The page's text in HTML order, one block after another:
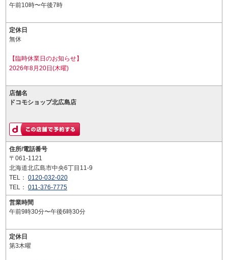
午前10時〜午後7時
定休日
無休
【臨時休業日のお知らせ】
2026年8月20日(木曜)
店舗名
ドコモショップ北広島店
住所/電話番号
〒061-1121
北海道北広島市中央6丁目11-9
TEL： 0120-032-020
TEL： 011-376-7775
営業時間
午前9時30分〜午後6時30分
定休日
第3木曜